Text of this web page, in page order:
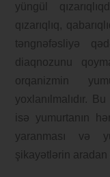
yüngül
qızarıqlıq,
təngnəfəsliyə
diaqnozunu
orqanizmin
yoxlanılmalıdır.
isə yumurtanın
yaranması və
şikayətlərin aradan